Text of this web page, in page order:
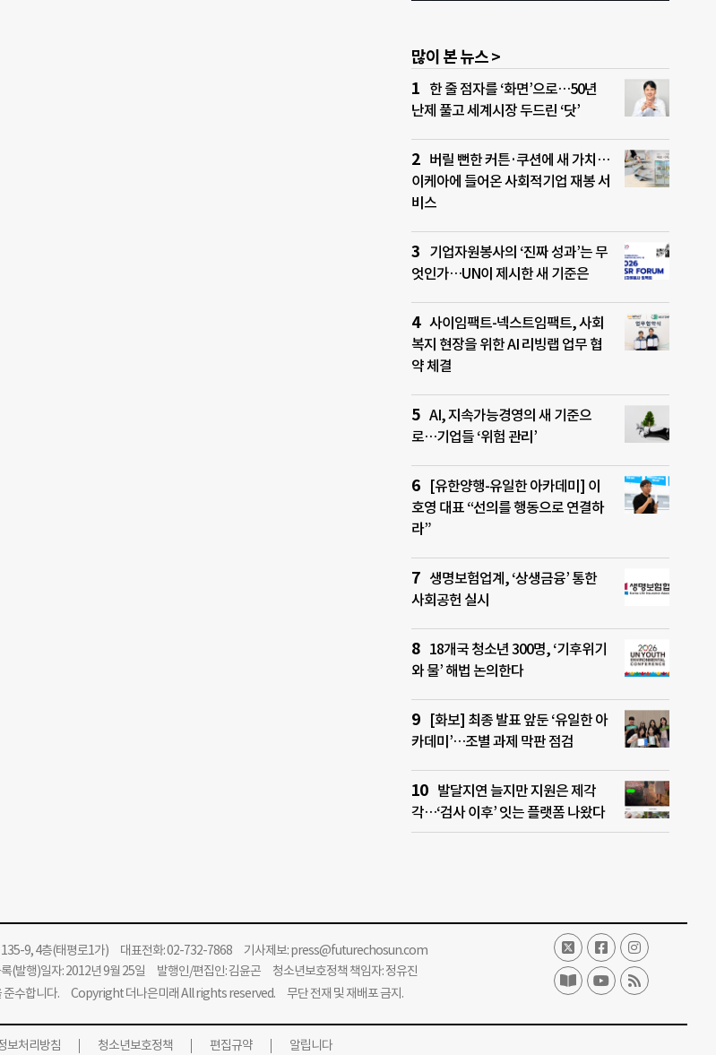
많이 본 뉴스 >
한 줄 점자를 ‘화면’으로…50년
난제 풀고 세계시장 두드린 ‘닷’
버릴 뻔한 커튼·쿠션에 새 가치…
이케아에 들어온 사회적기업 재봉 서
비스
기업자원봉사의 ‘진짜 성과’는 무
엇인가…UN이 제시한 새 기준은
사이임팩트-넥스트임팩트, 사회
복지 현장을 위한 AI 리빙랩 업무 협
약 체결
AI, 지속가능경영의 새 기준으
로…기업들 ‘위험 관리’
[유한양행-유일한 아카데미] 이
호영 대표 “선의를 행동으로 연결하
라”
생명보험업계, ‘상생금융’ 통한
사회공헌 실시
18개국 청소년 300명, ‘기후위기
와 물’ 해법 논의한다
[화보] 최종 발표 앞둔 ‘유일한 아
카데미’…조별 과제 막판 점검
발달지연 늘지만 지원은 제각
각…‘검사 이후’ 잇는 플랫폼 나왔다
9, 4층(태평로1가) 대표전화: 02-732-7868 기사제보:press@futurechosun.com
(발행)일자: 2012년 9월 25일 발행인/편집인: 김윤곤 청소년보호정책 책임자: 정유진
수합니다. Copyright 더나은미래 All rights reserved. 무단 전재 및 재배포 금지.
보처리방침 청소년보호정책 편집규약 알립니다